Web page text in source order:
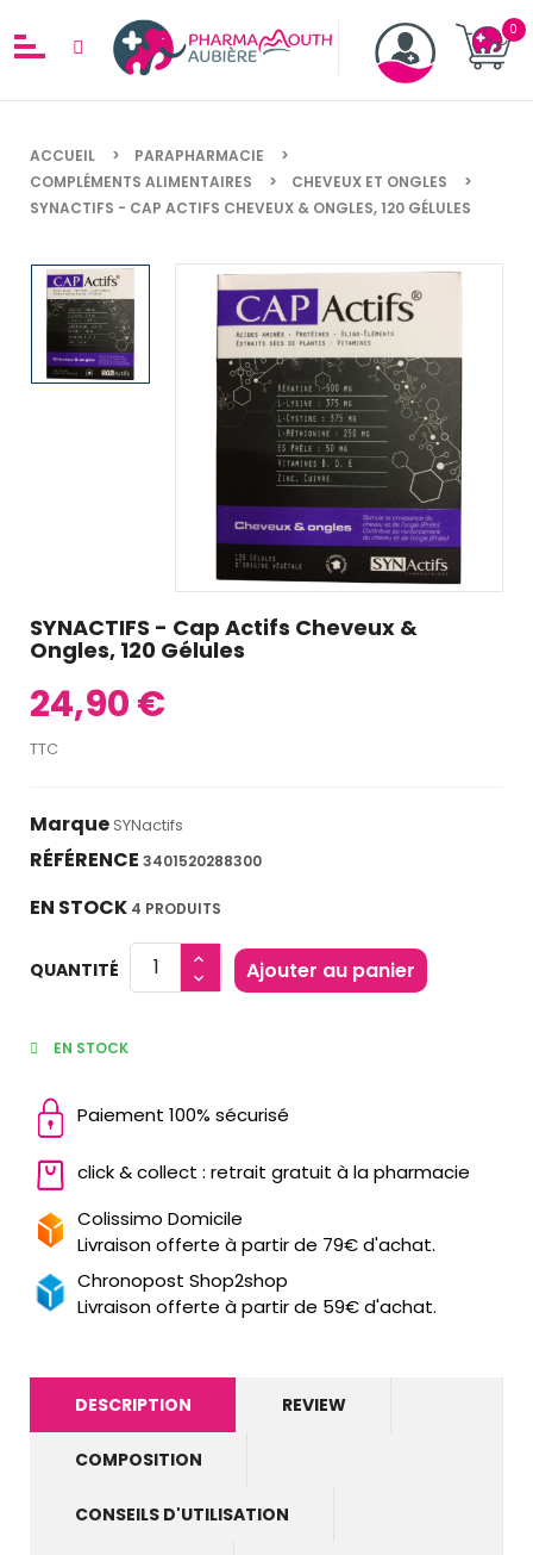
ACCUEIL
PARAPHARMACIE
COMPLÉMENTS ALIMENTAIRES
CHEVEUX ET ONGLES
SYNACTIFS - CAP ACTIFS CHEVEUX & ONGLES, 120 GÉLULES
SYNACTIFS - Cap Actifs Cheveux &
Ongles, 120 Gélules
24,90 €
TTC
MarqueSYNactifs
RÉFÉRENCE 3401520288300
EN STOCK 4 PRODUITS
QUANTITÉ Ajouter au panier
EN STOCK
Paiement 100% sécurisé
click & collect : retrait gratuit à la pharmacie
Colissimo Domicile
Livraison offerte à partir de 79€ d'achat.
Chronopost Shop2shop
Livraison offerte à partir de 59€ d'achat.
DESCRIPTION REVIEW
COMPOSITION
CONSEILS D'UTILISATION